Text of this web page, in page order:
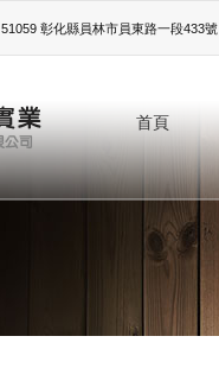
51059 彰化縣員林市員東路一段433號‎
首頁